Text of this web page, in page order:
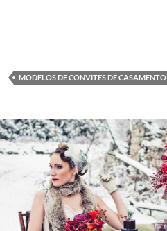
MODELOS DE CONVITES DE CASAMENTO